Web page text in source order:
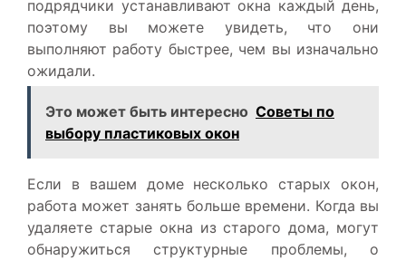
подрядчики устанавливают окна каждый день,
поэтому вы можете увидеть, что они
выполняют работу быстрее, чем вы изначально
ожидали.
Это может быть интересно Советы по
выбору пластиковых окон
Если в вашем доме несколько старых окон,
работа может занять больше времени. Когда вы
удаляете старые окна из старого дома, могут
обнаружиться структурные проблемы, о